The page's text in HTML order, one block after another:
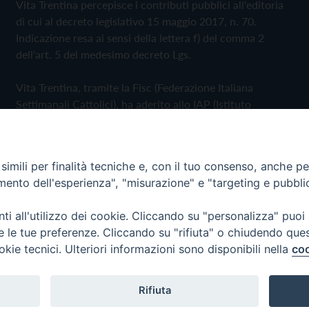
Vita Trentina percepisce i contributi pubblici all'editoria
di cui al decreto legislativo 15 maggio 2017, n. 70.
Indicazione resa ai sensi della lettera f) del comma 2
dell'art. 5 del medesimo decreto Lgs.
Vita Trentina, tramite la Fisc (Federazione Italiana
Settimanali Cattolici), ha aderito allo IAP (Istituto
Privacy Policy Cookie Policy
Editrice
per finalità tecniche e, con il tuo consenso, anche
dell'esperienza", "misurazione" e "targeting e
all'utilizzo dei cookie. Cliccando su "personalizza"
le tue preferenze. Cliccando su "rifiuta" o chiudendo
tecnici. Ulteriori informazioni sono disponibili nella
Rifiuta